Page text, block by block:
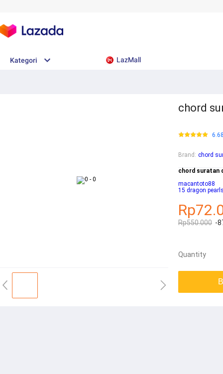
Kategori LazMall
chord
Brand : chord
chord suratan
macantoto88
15 dragon
Rp550.000 -
Quantity